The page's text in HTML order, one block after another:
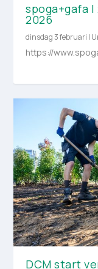
spoga+gafa
2026
dinsdag 3 februari |
https://
DCM start